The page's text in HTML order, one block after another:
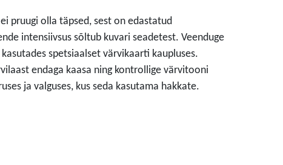
pruugi olla täpsed, sest on edastatud
intensiivsus sõltub kuvari seadetest. Veenduge
spetsiaalset värvikaarti kaupluses.
endaga kaasa ning kontrollige värvitooni
ja valguses, kus seda kasutama hakkate.